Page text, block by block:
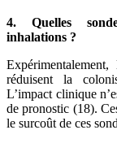
4. Quelles
inhalations ?
réduisent la
L’impact clinique
de pronostic (18).
le surcoût de ces